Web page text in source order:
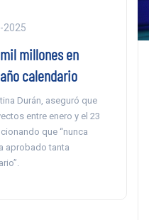
2025
millones en
calendario
Durán, aseguró que
entre enero y el 23
que “nunca
aprobado tanta